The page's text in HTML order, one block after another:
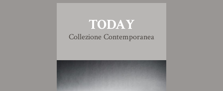
TODAY
Collezione Contemporanea